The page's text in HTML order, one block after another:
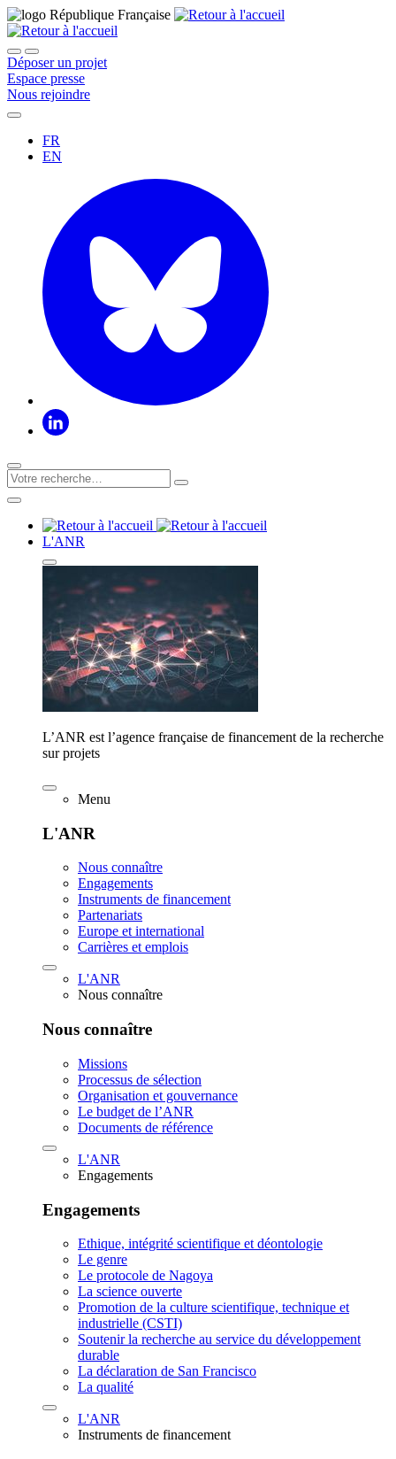
Déposer un projet
Espace presse
Nous rejoindre
FR
EN
L'ANR
L’ANR est l’agence française de financement de la recherche
sur projets
Menu
L'ANR
Nous connaître
Engagements
Instruments de financement
Partenariats
Europe et international
Carrières et emplois
L'ANR
Nous connaître
Nous connaître
Missions
Processus de sélection
Organisation et gouvernance
Le budget de l’ANR
Documents de référence
L'ANR
Engagements
Engagements
Ethique, intégrité scientifique et déontologie
Le genre
Le protocole de Nagoya
La science ouverte
Promotion de la culture scientifique, technique et
industrielle (CSTI)
Soutenir la recherche au service du développement
durable
La déclaration de San Francisco
La qualité
L'ANR
Instruments de financement